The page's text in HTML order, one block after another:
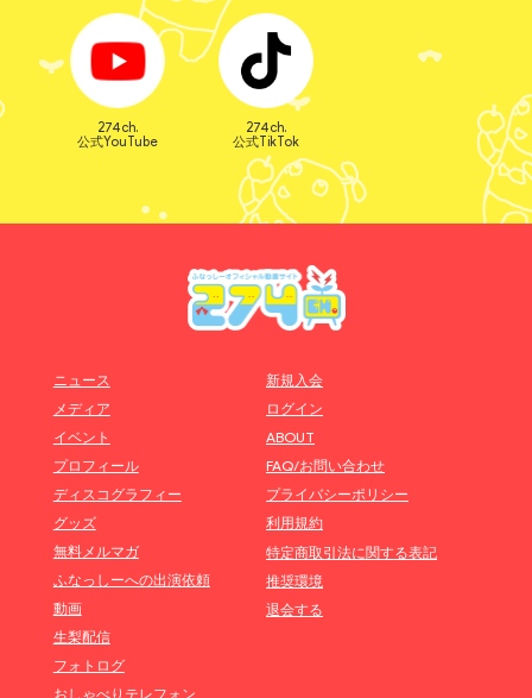
274ch.
公式YouTube
274ch.
公式TikTok
ニュース
メディア
イベント
プロフィール
ディスコグラフィー
グッズ
無料メルマガ
ふなっしーへの出演依頼
動画
生梨配信
フォトログ
おしゃべりテレフォン
新規入会
ログイン
ABOUT
FAQ/お問い合わせ
プライバシーポリシー
利用規約
特定商取引法に関する表記
推奨環境
退会する